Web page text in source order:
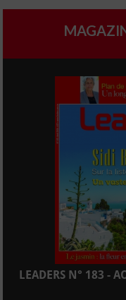
LEADERS N° 183 -